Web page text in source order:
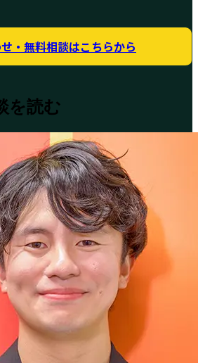
・無料相談はこちらから
を読む